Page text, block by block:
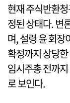
현재 주식반환
정된 상태다. 변
며, 설령 윤 회
확정까지 상당
임시주총 전까
로 보인다.